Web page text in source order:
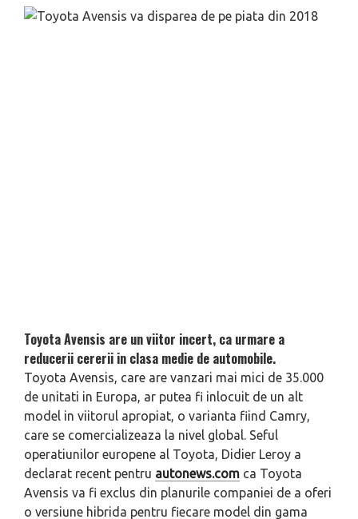
Toyota Avensis are un viitor incert, ca urmare a
reducerii cererii in clasa medie de automobile.
Toyota Avensis, care are vanzari mai mici de 35.000
de unitati in Europa, ar putea fi inlocuit de un alt
model in viitorul apropiat, o varianta fiind Camry,
care se comercializeaza la nivel global. Seful
operatiunilor europene al Toyota, Didier Leroy a
declarat recent pentru autonews.com ca Toyota
Avensis va fi exclus din planurile companiei de a oferi
o versiune hibrida pentru fiecare model din gama